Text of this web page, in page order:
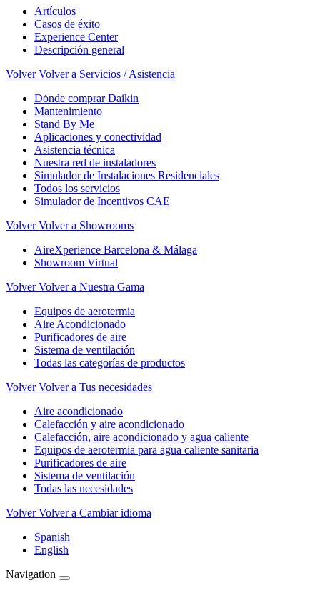
Artículos
Casos de éxito
Experience Center
Descripción general
Volver Volver a Servicios / Asistencia
Dónde comprar Daikin
Mantenimiento
Stand By Me
Aplicaciones y conectividad
Asistencia técnica
Nuestra red de instaladores
Simulador de Instalaciones Residenciales
Todos los servicios
Simulador de Incentivos CAE
Volver Volver a Showrooms
AireXperience Barcelona & Málaga
Showroom Virtual
Volver Volver a Nuestra Gama
Equipos de aerotermia
Aire Acondicionado
Purificadores de aire
Sistema de ventilación
Todas las categorías de productos
Volver Volver a Tus necesidades
Aire acondicionado
Calefacción y aire acondicionado
Calefacción, aire acondicionado y agua caliente
Equipos de aerotermia para agua caliente sanitaria
Purificadores de aire
Sistema de ventilación
Todas las necesidades
Volver Volver a Cambiar idioma
Spanish
English
Navigation